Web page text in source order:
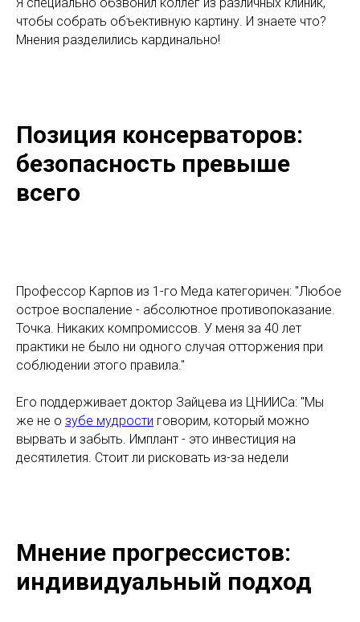
чтобы собрать объективную картину. И знаете что?
Мнения разделились кардинально!
Позиция консерваторов:
безопасность превыше
всего
Профессор Карпов из 1-го Меда категоричен: "Любое
острое воспаление - абсолютное противопоказание.
Точка. Никаких компромиссов. У меня за 40 лет
практики не было ни одного случая отторжения при
соблюдении этого правила."
Его поддерживает доктор Зайцева из ЦНИИСа: "Мы
же не о зубе мудрости говорим, который можно
вырвать и забыть. Имплант - это инвестиция на
десятилетия. Стоит ли рисковать из-за недели
Мнение прогрессистов:
индивидуальный подход